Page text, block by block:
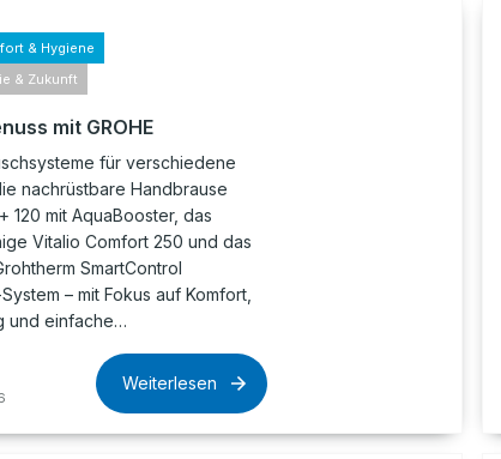
& Hygiene
& Zukunft
mit GROHE
für verschiedene
nachrüstbare Handbrause
120 mit AquaBooster, das
Vitalio Comfort 250 und das
SmartControl
– mit Fokus auf Komfort,
und einfache…
Weiterlesen